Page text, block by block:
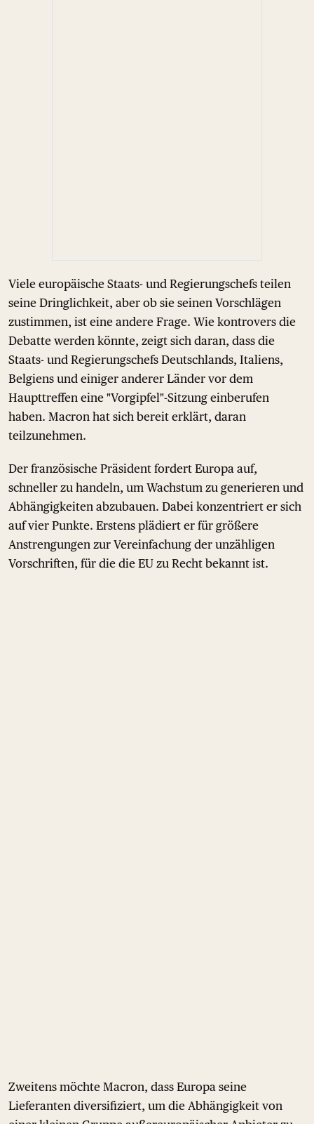
Viele europäische Staats- und Regierungschefs teilen
seine Dringlichkeit, aber ob sie seinen Vorschlägen
zustimmen, ist eine andere Frage. Wie kontrovers die
Debatte werden könnte, zeigt sich daran, dass die
Staats- und Regierungschefs Deutschlands, Italiens,
Belgiens und einiger anderer Länder vor dem
Haupttreffen eine "Vorgipfel"-Sitzung einberufen
haben. Macron hat sich bereit erklärt, daran
teilzunehmen.
Der französische Präsident fordert Europa auf,
schneller zu handeln, um Wachstum zu generieren und
Abhängigkeiten abzubauen. Dabei konzentriert er sich
auf vier Punkte. Erstens plädiert er für größere
Anstrengungen zur Vereinfachung der unzähligen
Vorschriften, für die die EU zu Recht bekannt ist.
Zweitens möchte Macron, dass Europa seine
Lieferanten diversifiziert, um die Abhängigkeit von